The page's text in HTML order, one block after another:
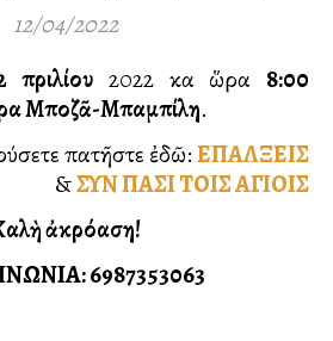
12/04/2022
2022 καὶ ὥρα 8:00
Μποζᾶ-Μπαμπίλη.
πατῆστε ἐδῶ:ΕΠΑΛΞΕΙΣ
&ΣΥΝ ΠΑΣΙ ΤΟΙΣ ΑΓΙΟΙΣ
ἀκρόαση!
6987353063